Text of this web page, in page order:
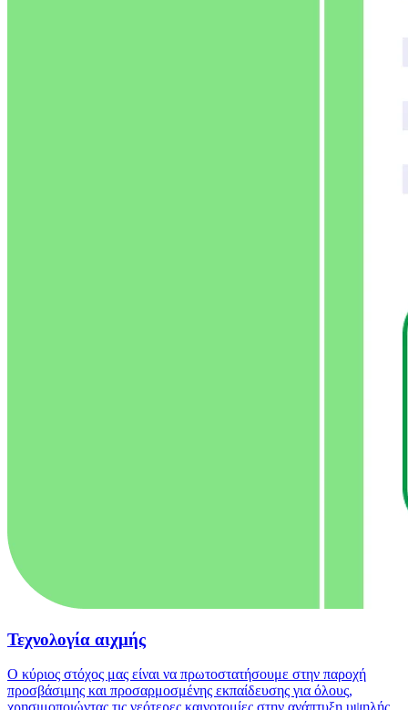
Τεχνολογία αιχμής
Ο κύριος στόχος μας είναι να πρωτοστατήσουμε στην παροχή
προσβάσιμης και προσαρμοσμένης εκπαίδευσης για όλους,